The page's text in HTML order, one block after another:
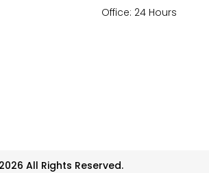
Office: 24 Hours
All Rights Reserved.